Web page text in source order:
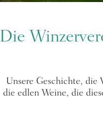
Die
Unsere Geschichte, die
die edlen Weine, die